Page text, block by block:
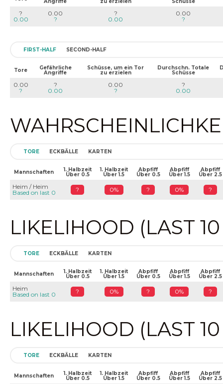
?
0.00
0.00
?
?
0.00
0.00
?
FIRST-HALF SECOND-HALF
Tore Gefährliche
Angriffe
Schüsse, um ein Tor
zu erzielen
Durchschn. Totale
Schüsse
0.00
?
?
0.00
0.00
?
?
0.00
TORE ECKBÄLLE KARTEN
Mannschaften 1. Halbzeit
Über 0.5
1. Halbzeit
Über 1.5
Abpfiff
Über 0.5
Abpfiff
Über 1.5
Abpfiff
Über 2.5
Heim / Heim
Based on last 0
? 0% ? 0% ?
LIKELIHOOD (LAST
TORE ECKBÄLLE KARTEN
Mannschaften 1. Halbzeit
Über 0.5
1. Halbzeit
Über 1.5
Abpfiff
Über 0.5
Abpfiff
Über 1.5
Abpfiff
Über 2.5
Heim
Based on last 0
? 0% ? 0% ?
LIKELIHOOD (LAST
TORE ECKBÄLLE KARTEN
Mannschaften 1. Halbzeit
Über 0.5
1. Halbzeit
Über 1.5
Abpfiff
Über 0.5
Abpfiff
Über 1.5
Abpfiff
Über 2.5